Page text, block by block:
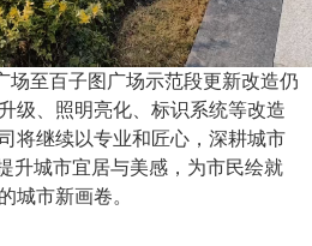
场至百子图广场示范段更新改造仍
级、照明亮化、标识系统等改造
将继续以专业和匠心，深耕城市
升城市宜居与美感，为市民绘就
城市新画卷。